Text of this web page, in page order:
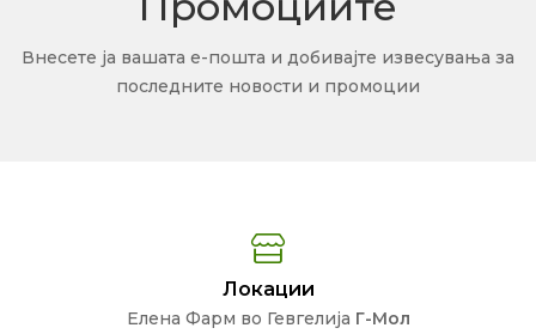
Внесете ја вашата е-пошта и добивајте извесувања за
последните новости и промоции
Локации
Елена Фарм во Гевгелија Г-Мол